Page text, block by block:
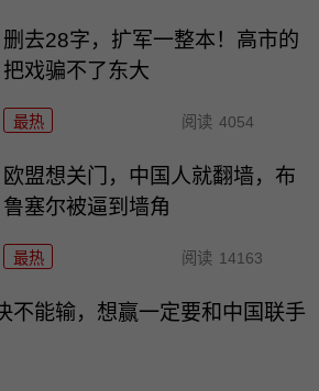
删去28字，扩军一整本！高市的
把戏骗不了东大
最热 阅读 4054
欧盟想关门，中国人就翻墙，布
鲁塞尔被逼到墙角
最热 阅读 14163
不能输，想赢一定要和中国联手